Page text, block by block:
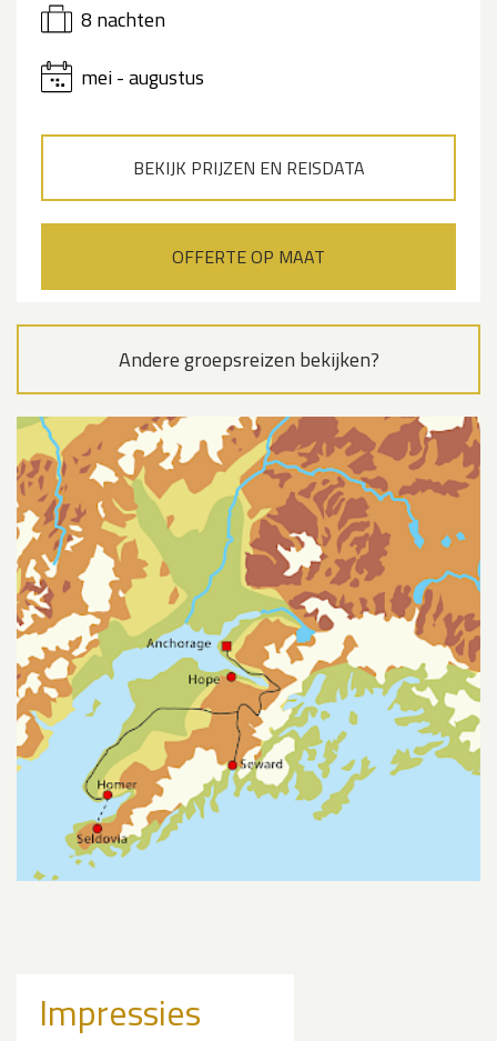
8 nachten
mei - augustus
BEKIJK PRIJZEN EN REISDATA
OFFERTE OP MAAT
Andere groepsreizen bekijken?
Impressies